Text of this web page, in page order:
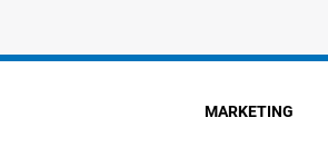
MARKETING